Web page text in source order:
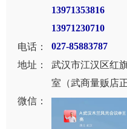
13971353816
13971230710
电话： 027-85883787
地址：
武汉市江汉区红
室（武商量贩店
微信：